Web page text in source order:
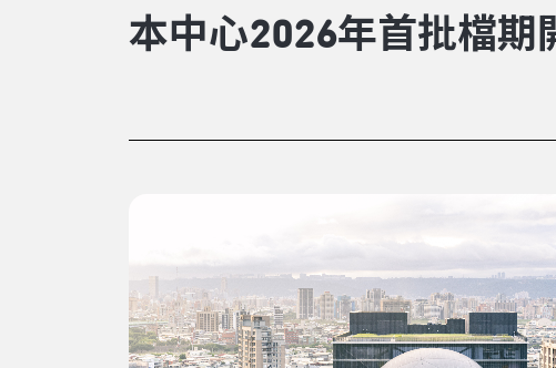
本中心2026年首批檔期